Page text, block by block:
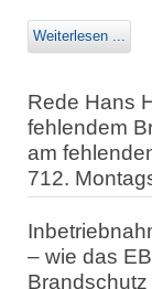
Weiterlesen ...
Rede Hans
fehlendem
am
712.
– wie das
Brandschutz